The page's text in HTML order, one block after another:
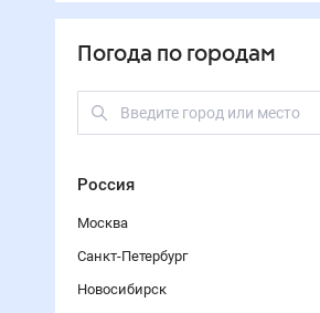
Погода по городам
Россия
Москва
Санкт-Петербург
Новосибирск